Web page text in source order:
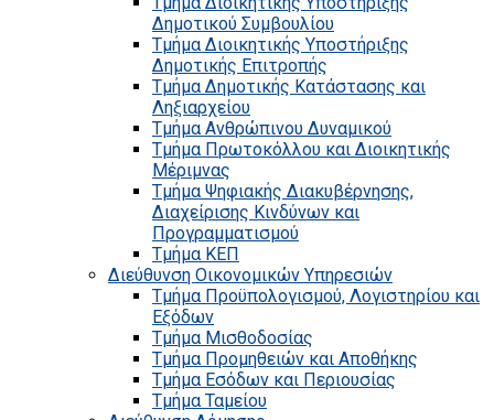
Δημοτικού Συμβουλίου
Τμήμα Διοικητικής Υποστήριξης
Δημοτικής Επιτροπής
Τμήμα Δημοτικής Κατάστασης και
Ληξιαρχείου
Τμήμα Ανθρώπινου Δυναμικού
Τμήμα Πρωτοκόλλου και Διοικητικής
Μέριμνας
Τμήμα Ψηφιακής Διακυβέρνησης,
Διαχείρισης Κινδύνων και
Προγραμματισμού
Τμήμα ΚΕΠ
Διεύθυνση Οικονομικών Υπηρεσιών
Τμήμα Προϋπολογισμού, Λογιστηρίου και
Εξόδων
Τμήμα Μισθοδοσίας
Τμήμα Προμηθειών και Αποθήκης
Τμήμα Εσόδων και Περιουσίας
Τμήμα Ταμείου